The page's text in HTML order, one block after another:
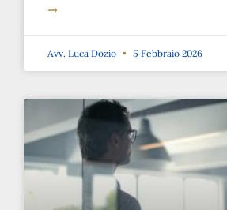
➞
Avv. Luca Dozio 5 Febbraio 2026